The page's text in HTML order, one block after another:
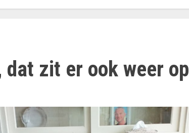
dat zit er ook weer op